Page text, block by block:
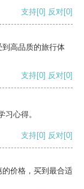
支持[0] 反对[0]
高品质的旅行体
支持[0] 反对[0]
心得。
支持[0] 反对[0]
价格，买到最合适